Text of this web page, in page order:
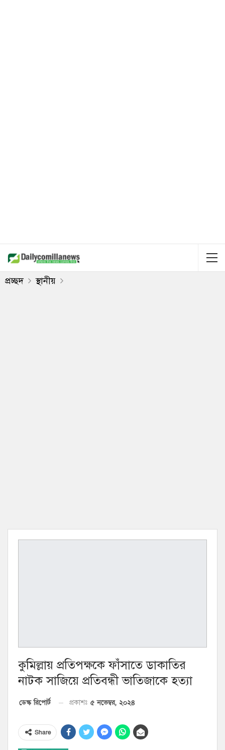
প্রচ্ছদ স্থানীয়
কুমিল্লায় প্রতিপক্ষকে ফাঁসাতে ডাকাতির
নাটক সাজিয়ে প্রতিবন্ধী ভাতিজাকে হত্যা
ডেস্ক রিপোর্ট প্রকাশঃ ৫ নভেম্বর, ২০২৪
Share